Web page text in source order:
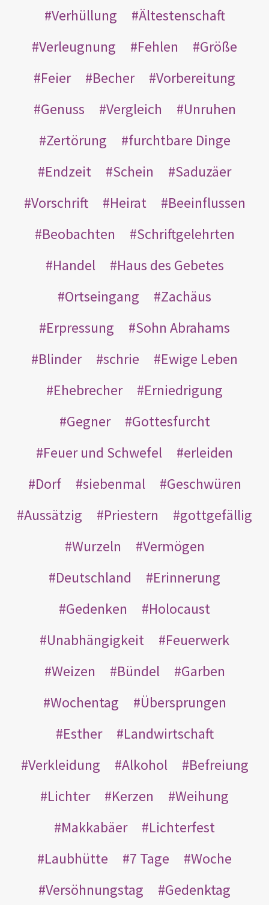
Verhüllung
Ältestenschaft
Verleugnung
Fehlen
Größe
Feier
Becher
Vorbereitung
Genuss
Vergleich
Unruhen
Zertörung
furchtbare Dinge
Endzeit
Schein
Saduzäer
Vorschrift
Heirat
Beeinflussen
Beobachten
Schriftgelehrten
Handel
Haus des Gebetes
Ortseingang
Zachäus
Erpressung
Sohn Abrahams
Blinder
schrie
Ewige Leben
Ehebrecher
Erniedrigung
Gegner
Gottesfurcht
Feuer und Schwefel
erleiden
Dorf
siebenmal
Geschwüren
Aussätzig
Priestern
gottgefällig
Wurzeln
Vermögen
Deutschland
Erinnerung
Gedenken
Holocaust
Unabhängigkeit
Feuerwerk
Weizen
Bündel
Garben
Wochentag
Übersprungen
Esther
Landwirtschaft
Verkleidung
Alkohol
Befreiung
Lichter
Kerzen
Weihung
Makkabäer
Lichterfest
Laubhütte
7 Tage
Woche
Versöhnungstag
Gedenktag